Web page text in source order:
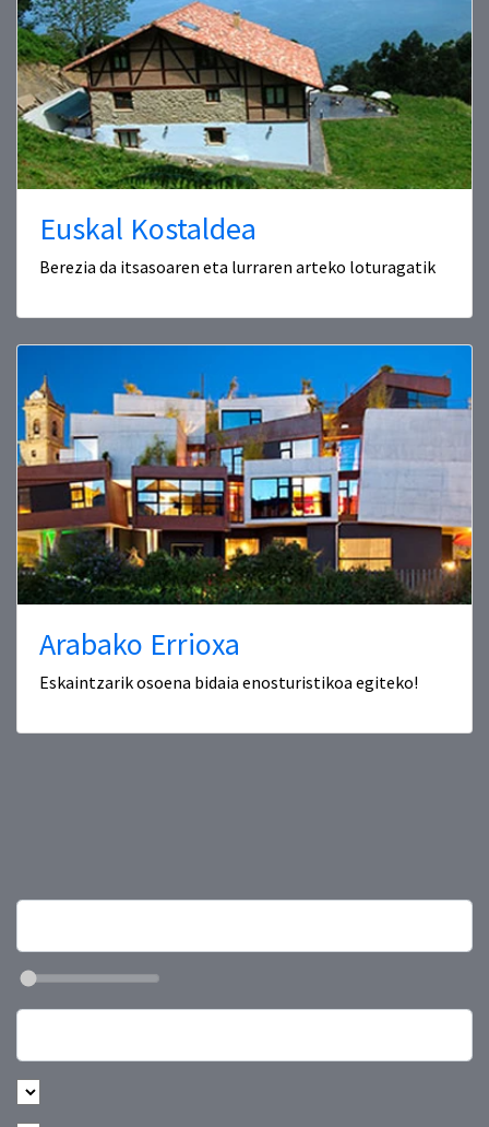
Euskal Kostaldea
Berezia da itsasoaren eta lurraren arteko loturagatik
Arabako Errioxa
Eskaintzarik osoena bidaia enosturistikoa egiteko!